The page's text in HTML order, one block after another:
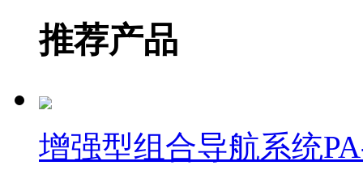
推荐产品
增强型组合导航系统